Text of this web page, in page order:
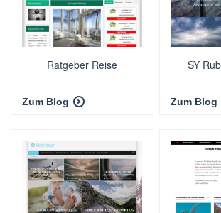
Ratgeber Reise
Zum Blog
SY
Zum Blog